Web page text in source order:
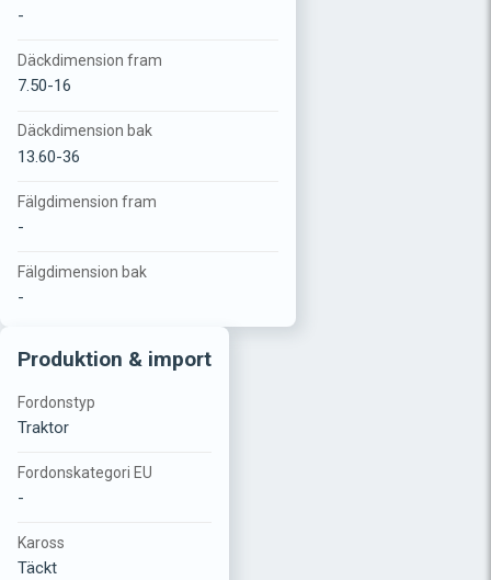
-
Däckdimension fram
7.50-16
Däckdimension bak
13.60-36
Fälgdimension fram
-
Fälgdimension bak
-
Produktion & import
Fordonstyp
Traktor
Fordonskategori EU
-
Kaross
Täckt